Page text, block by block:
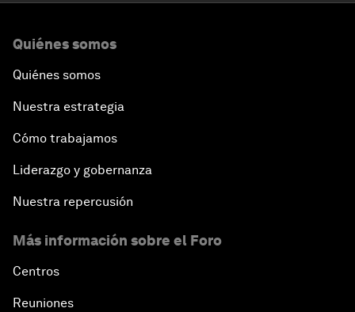
Quiénes somos
Quiénes somos
Nuestra estrategia
Cómo trabajamos
Liderazgo y gobernanza
Nuestra repercusión
Más información sobre el Foro
Centros
Reuniones